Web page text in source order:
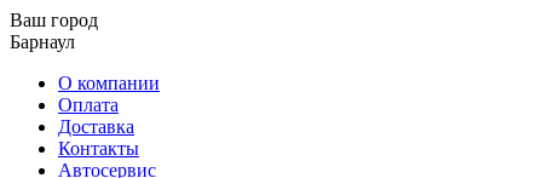
Ваш город
Барнаул
О компании
Оплата
Доставка
Контакты
Автосервис